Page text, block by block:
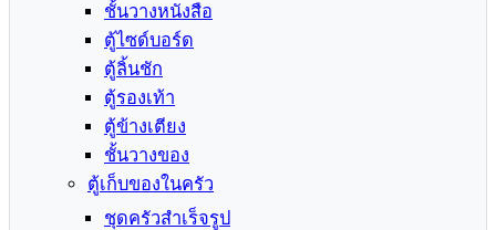
ชั้นวางหนังสือ
ตู้ไซด์บอร์ด
ตู้ลิ้นชัก
ตู้รองเท้า
ตู้ข้างเตียง
ชั้นวางของ
ตู้เก็บของในครัว
ชุดครัวสำเร็จรูป